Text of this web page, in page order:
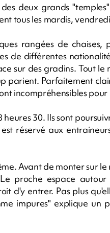
deux grands
tous les mardis,
rangées de chaises,
de différentes
sur des gradins. Tout le
parient. Parfaitement
incompréhensibles pour
30. Ils sont
réservé aux
Avant de monter sur
proche espace
d'y entrer. Pas plus
impures" explique un